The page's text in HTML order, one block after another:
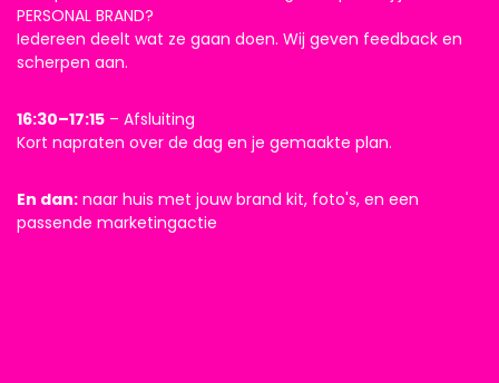
PERSONAL BRAND?
Iedereen deelt wat ze gaan doen. Wij geven feedback en
scherpen aan.
16:30–17:15 – Afsluiting
Kort napraten over de dag en je gemaakte plan.
En dan: naar huis met jouw brand kit, foto's, en een
passende marketingactie